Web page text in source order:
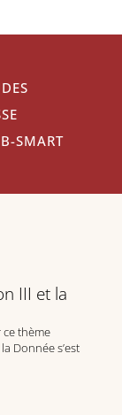
SMART
III et la
ce thème
Donnée s’est